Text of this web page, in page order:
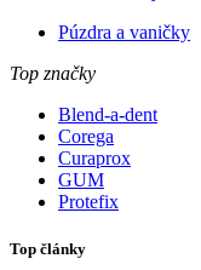
Púzdra a vaničky
Top značky
Blend-a-dent
Corega
Curaprox
GUM
Protefix
Top články